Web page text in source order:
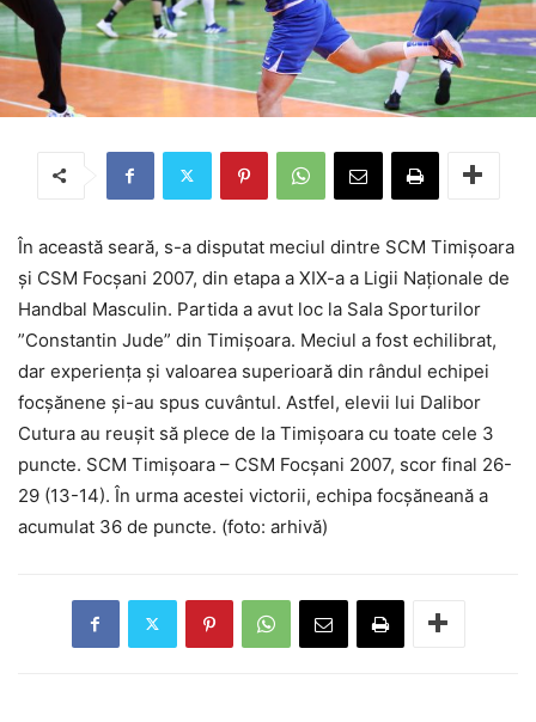
În această seară, s-a disputat meciul dintre SCM Timișoara
și CSM Focșani 2007, din etapa a XIX-a a Ligii Naționale de
Handbal Masculin. Partida a avut loc la Sala Sporturilor
”Constantin Jude” din Timișoara. Meciul a fost echilibrat,
dar experiența și valoarea superioară din rândul echipei
focșănene și-au spus cuvântul. Astfel, elevii lui Dalibor
Cutura au reușit să plece de la Timișoara cu toate cele 3
puncte. SCM Timișoara – CSM Focșani 2007, scor final 26-
29 (13-14). În urma acestei victorii, echipa focșăneană a
acumulat 36 de puncte. (foto: arhivă)